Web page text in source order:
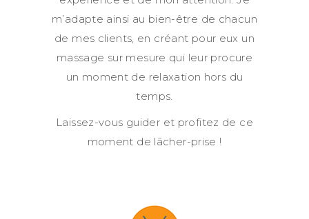
m’adapte ainsi au bien-être de chacun
de mes clients, en créant pour eux un
massage sur mesure qui leur procure
un moment de relaxation hors du
temps.
Laissez-vous guider et profitez de ce
moment de lâcher-prise !